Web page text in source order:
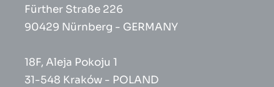
Fürther Straße 226
90429 Nürnberg - GERMANY
18F, Aleja Pokoju 1
31-548 Kraków - POLAND